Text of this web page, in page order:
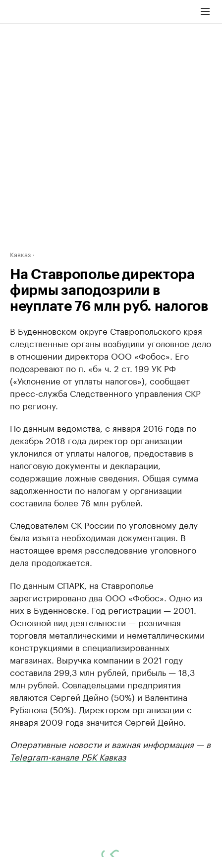
Кавказ
На Ставрополье директора
фирмы заподозрили в
неуплате 76 млн руб. налогов
В Буденновском округе Ставропольского края
следственные органы возбудили уголовное дело
в отношении директора ООО «Фобос». Его
подозревают по п. «б» ч. 2 ст. 199 УК РФ
(«Уклонение от уплаты налогов»), сообщает
пресс-служба Следственного управления СКР
по региону.
По данным ведомства, с января 2016 года по
декабрь 2018 года директор организации
уклонился от уплаты налогов, предоставив в
налоговую документы и декларации,
содержащие ложные сведения. Общая сумма
задолженности по налогам у организации
составила более 76 млн рублей.
Следователем СК России по уголовному делу
была изъята необходимая документация. В
настоящее время расследование уголовного
дела продолжается.
По данным СПАРК, на Ставрополье
зарегистрировано два ООО «Фобос». Одно из
них в Буденновске. Год регистрации — 2001.
Основной вид деятельности — розничная
торговля металлическими и неметаллическими
конструкциями в специализированных
магазинах. Выручка компании в 2021 году
составила 299,3 млн рублей, прибыль — 18,3
млн рублей. Совладельцами предприятия
являются Сергей Дейно (50%) и Валентина
Рубанова (50%). Директором организации с
января 2009 года значится Сергей Дейно.
Оперативные новости и важная информация — в
Telegram-канале РБК Кавказ